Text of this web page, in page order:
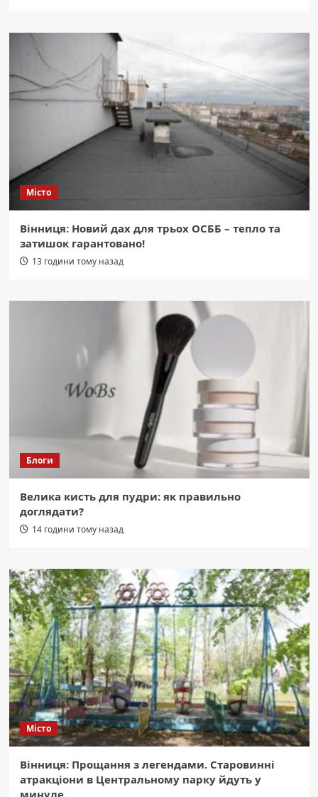
Місто
Вінниця: Новий дах для трьох ОСББ – тепло та
затишок гарантовано!
13 години тому назад
Блоги
Велика кисть для пудри: як правильно
доглядати?
14 години тому назад
Місто
Вінниця: Прощання з легендами. Старовинні
атракціони в Центральному парку йдуть у
минуле.